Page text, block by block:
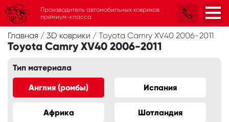
Главная / 3D коврики / Toyota Camry XV40 2006-2011
Toyota Camry XV40 2006-2011
Тип материала
Англия (ромбы) Испания
Африка Шотландия
Производитель автомобильных ковриков
премиум-класса